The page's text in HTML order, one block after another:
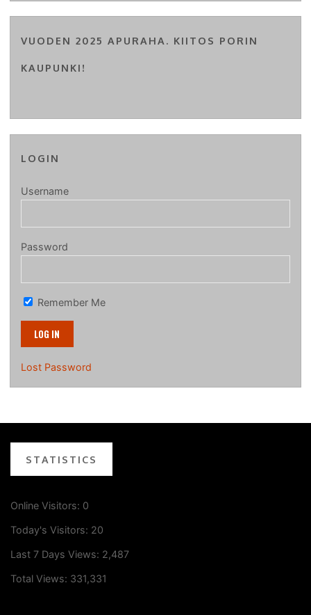
VUODEN 2025 APURAHA. KIITOS PORIN
KAUPUNKI!
LOGIN
Username
Password
Remember Me
Lost Password
STATISTICS
Online Visitors: 0
Today's Visitors: 20
Last 7 Days Views: 2,487
Total Views: 331,331